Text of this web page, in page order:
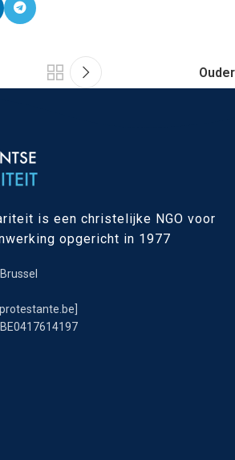
Ouder
is een christelijke NGO voor
opgericht in 1977